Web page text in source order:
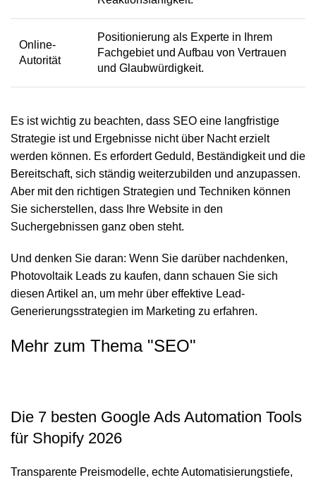
Online-
Autorität
Positionierung als Experte in Ihrem
Fachgebiet und Aufbau von Vertrauen
und Glaubwürdigkeit.
Es ist wichtig zu beachten, dass SEO eine langfristige
Strategie ist und Ergebnisse nicht über Nacht erzielt
werden können. Es erfordert Geduld, Beständigkeit und die
Bereitschaft, sich ständig weiterzubilden und anzupassen.
Aber mit den richtigen Strategien und Techniken können
Sie sicherstellen, dass Ihre Website in den
Suchergebnissen ganz oben steht.
Und denken Sie daran: Wenn Sie darüber nachdenken,
Photovoltaik Leads zu kaufen, dann schauen Sie sich
diesen Artikel an, um mehr über effektive Lead-
Generierungsstrategien im Marketing zu erfahren.
Mehr zum Thema "SEO"
Die 7 besten Google Ads Automation Tools
für Shopify 2026
Transparente Preismodelle, echte Automatisierungstiefe,